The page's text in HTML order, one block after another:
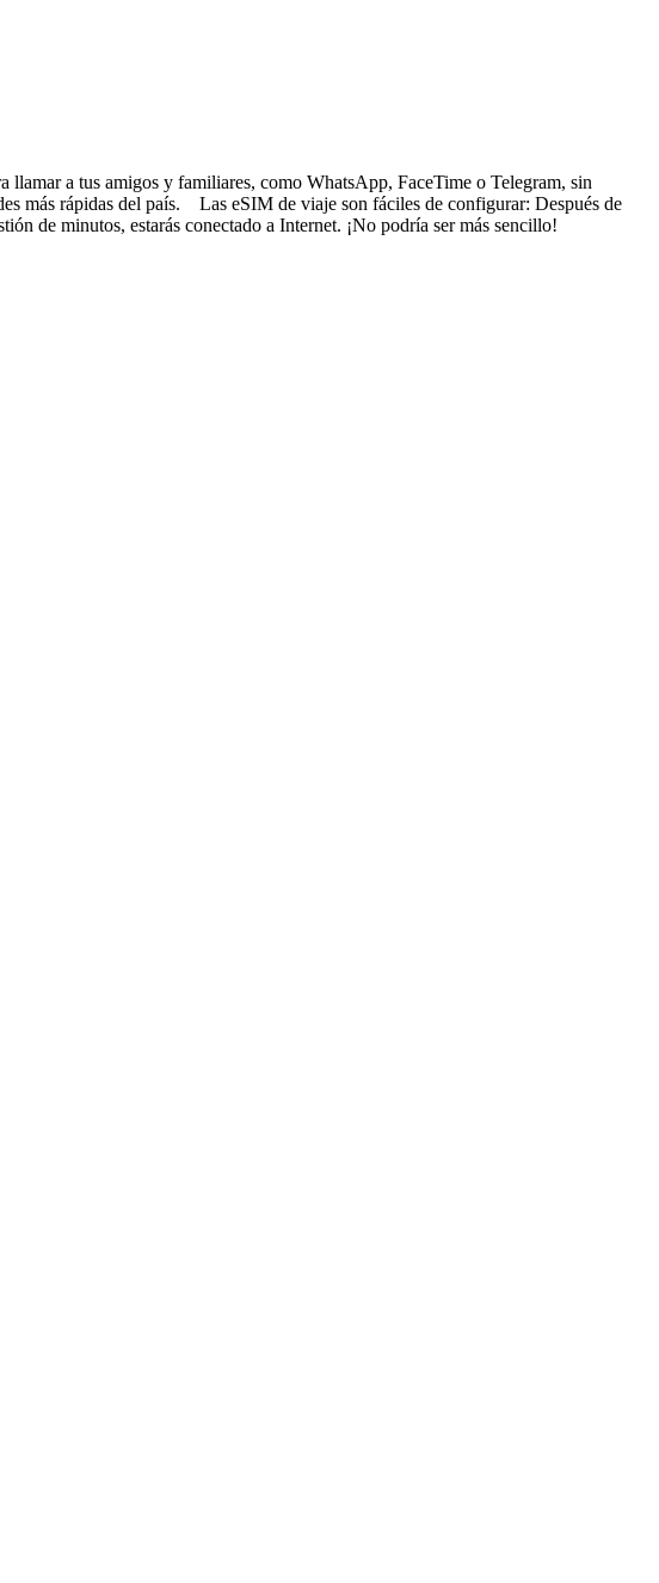
a tus amigos y familiares, como WhatsApp, FaceTime o Telegram, sin
más rápidas del país. Las eSIM de viaje son fáciles de configurar: Después de
de minutos, estarás conectado a Internet. ¡No podría ser más sencillo!